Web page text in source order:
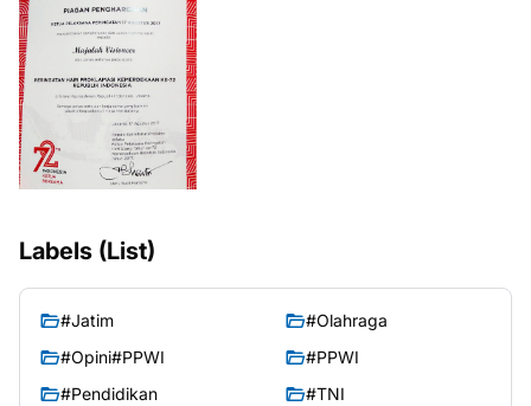
Labels (List)
#Jatim
#Olahraga
#Opini#PPWI
#PPWI
#Pendidikan
#TNI